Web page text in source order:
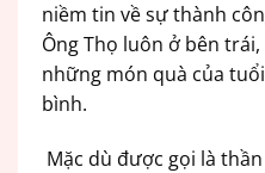
niềm tin về sự thành
Ông Thọ luôn ở bên
những món quà của
bình.
Mặc dù được gọi là